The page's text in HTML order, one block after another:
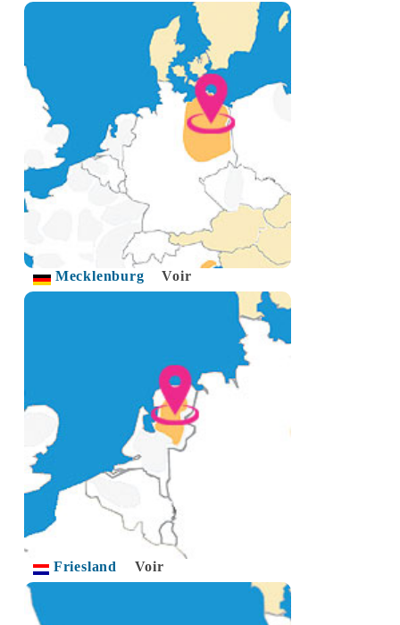
Mecklenburg Voir
Friesland Voir